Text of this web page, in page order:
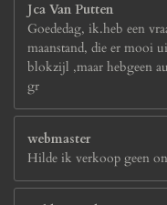
Jca Van Putten
Goededag, ik.heb een
maanstand, die er mooi
blokzijl ,maar hebgeen
gr
webmaster
Hilde ik verkoop geen